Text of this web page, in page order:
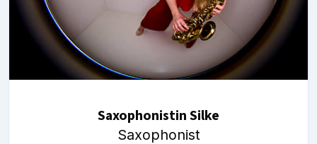
Saxophonistin Silke
Saxophonist